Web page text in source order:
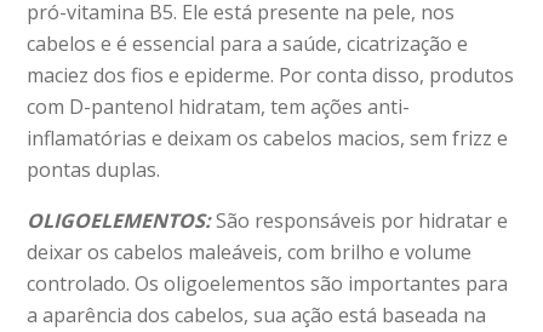
pró-vitamina B5. Ele está presente na pele, nos
cabelos e é essencial para a saúde, cicatrização e
maciez dos fios e epiderme. Por conta disso, produtos
com D-pantenol hidratam, tem ações anti-
inflamatórias e deixam os cabelos macios, sem frizz e
pontas duplas.
OLIGOELEMENTOS:São responsáveis por hidratar e
deixar os cabelos maleáveis, com brilho e volume
controlado. Os oligoelementos são importantes para
a aparência dos cabelos, sua ação está baseada na